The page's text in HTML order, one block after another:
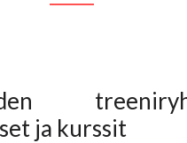
ja kurssit